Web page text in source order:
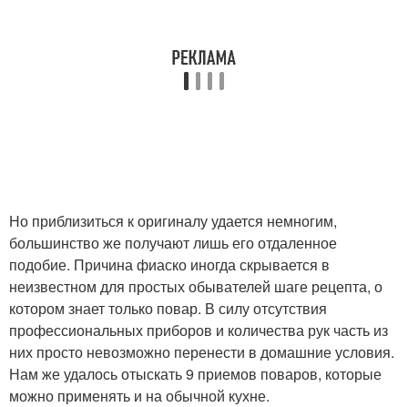
Но приблизиться к оригиналу удается немногим,
большинство же получают лишь его отдаленное
подобие. Причина фиаско иногда скрывается в
неизвестном для простых обывателей шаге рецепта, о
котором знает только повар. В силу отсутствия
профессиональных приборов и количества рук часть из
них просто невозможно перенести в домашние условия.
Нам же удалось отыскать 9 приемов поваров, которые
можно применять и на обычной кухне.